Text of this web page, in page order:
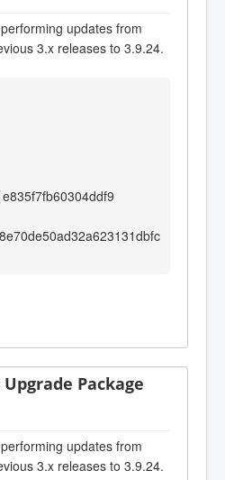
updates from
3.x releases to 3.9.24.
Upgrade Package
updates from
3.x releases to 3.9.24.